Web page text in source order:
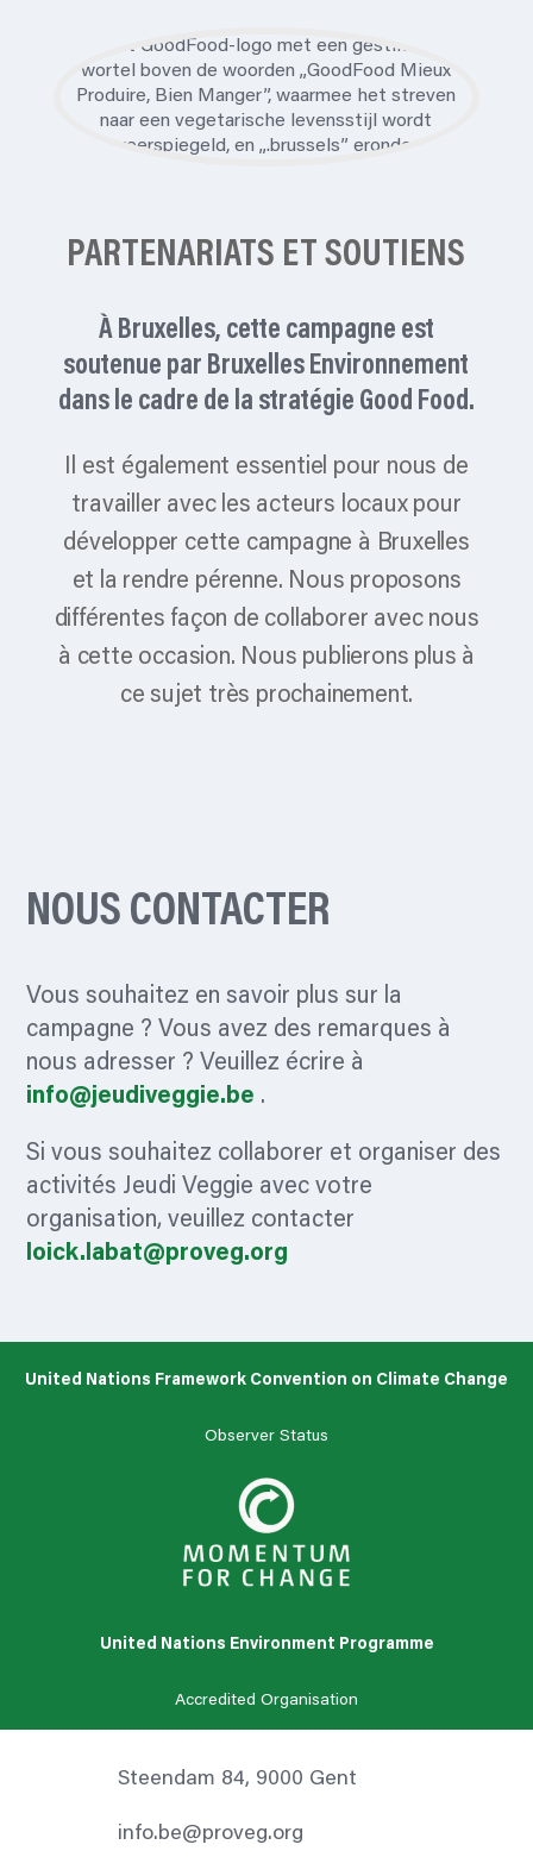
PARTENARIATS ET SOUTIENS
À Bruxelles, cette campagne est
soutenue par Bruxelles Environnement
dans le cadre de la stratégie Good Food.
Il est également essentiel pour nous de
travailler avec les acteurs locaux pour
développer cette campagne à Bruxelles
et la rendre pérenne. Nous proposons
différentes façon de collaborer avec nous
à cette occasion. Nous publierons plus à
ce sujet très prochainement.
NOUS CONTACTER
Vous souhaitez en savoir plus sur la
campagne ? Vous avez des remarques à
nous adresser ? Veuillez écrire à
info@jeudiveggie.be .
Si vous souhaitez collaborer et organiser des
activités Jeudi Veggie avec votre
organisation, veuillez contacter
loick.labat@proveg.org
United Nations Framework Convention on Climate Change
Observer Status
United Nations Environment Programme
Accredited Organisation
Steendam 84, 9000 Gent
info.be@proveg.org